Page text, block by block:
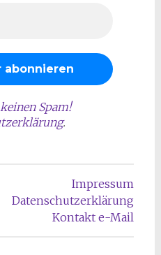
Spam!
.
Impressum
Datenschutzerklärung
Kontakt e-Mail